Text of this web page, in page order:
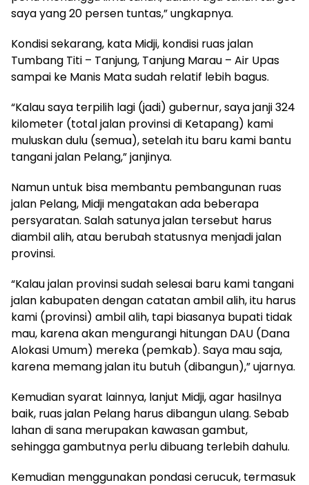
saya yang 20 persen tuntas,” ungkapnya.
Kondisi sekarang, kata Midji, kondisi ruas jalan
Tumbang Titi – Tanjung, Tanjung Marau – Air Upas
sampai ke Manis Mata sudah relatif lebih bagus.
“Kalau saya terpilih lagi (jadi) gubernur, saya janji 324
kilometer (total jalan provinsi di Ketapang) kami
muluskan dulu (semua), setelah itu baru kami bantu
tangani jalan Pelang,” janjinya.
Namun untuk bisa membantu pembangunan ruas
jalan Pelang, Midji mengatakan ada beberapa
persyaratan. Salah satunya jalan tersebut harus
diambil alih, atau berubah statusnya menjadi jalan
provinsi.
“Kalau jalan provinsi sudah selesai baru kami tangani
jalan kabupaten dengan catatan ambil alih, itu harus
kami (provinsi) ambil alih, tapi biasanya bupati tidak
mau, karena akan mengurangi hitungan DAU (Dana
Alokasi Umum) mereka (pemkab). Saya mau saja,
karena memang jalan itu butuh (dibangun),” ujarnya.
Kemudian syarat lainnya, lanjut Midji, agar hasilnya
baik, ruas jalan Pelang harus dibangun ulang. Sebab
lahan di sana merupakan kawasan gambut,
sehingga gambutnya perlu dibuang terlebih dahulu.
Kemudian menggunakan pondasi cerucuk, termasuk